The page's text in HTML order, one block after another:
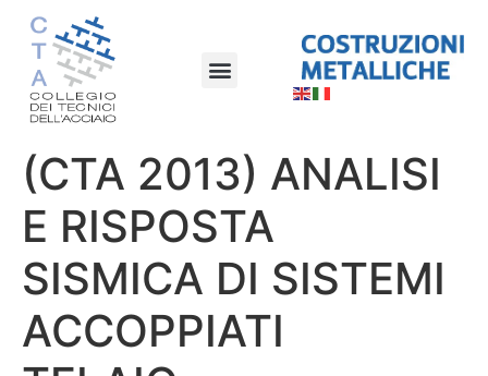
(CTA 2013) ANALISI
E RISPOSTA
SISMICA DI SISTEMI
ACCOPPIATI